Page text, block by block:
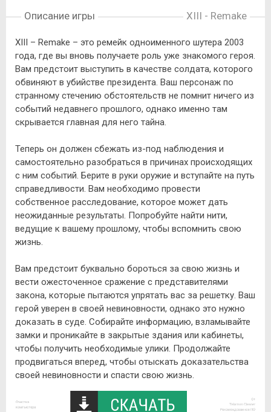
Описание игры XIII - Remake
XIII – Remake – это ремейк одноименного шутера 2003
года, где вы вновь получаете роль уже знакомого героя.
Вам предстоит выступить в качестве солдата, которого
обвиняют в убийстве президента. Ваш персонаж по
странному стечению обстоятельств не помнит ничего из
событий недавнего прошлого, однако именно там
скрывается главная для него тайна.
Теперь он должен сбежать из-под наблюдения и
самостоятельно разобраться в причинах происходящих
с ним событий. Берите в руки оружие и вступайте на путь
справедливости. Вам необходимо провести
собственное расследование, которое может дать
неожиданные результаты. Попробуйте найти нити,
ведущие к вашему прошлому, чтобы вспомнить свою
жизнь.
Вам предстоит буквально бороться за свою жизнь и
вести ожесточенное сражение с представителями
закона, которые пытаются упрятать вас за решетку. Ваш
герой уверен в своей невиновности, однако это нужно
доказать в суде. Собирайте информацию, взламывайте
замки и проникайте в закрытые здания или кабинеты,
чтобы получить необходимые улики. Продолжайте
продвигаться вперед, чтобы отыскать доказательства
своей невиновности и спасти свою жизнь.